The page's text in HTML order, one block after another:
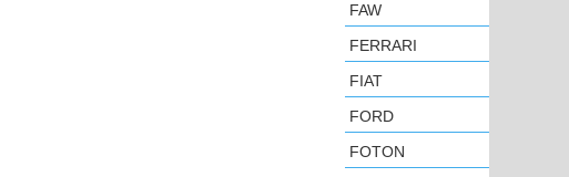
FAW
FERRARI
FIAT
FORD
FOTON